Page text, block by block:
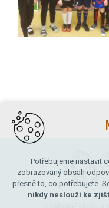
Potřebujeme nastavit
zobrazovaný obsah
přesně to, co potřebujete.
nikdy neslouží ke